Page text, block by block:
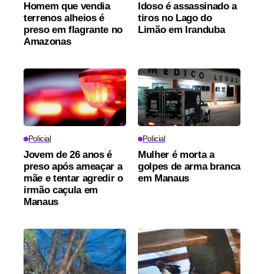
Homem que vendia
terrenos alheios é
preso em flagrante no
Amazonas
Idoso é assassinado a
tiros no Lago do
Limão em Iranduba
Policial
Jovem de 26 anos é
preso após ameaçar a
mãe e tentar agredir o
irmão caçula em
Manaus
Policial
Mulher é morta a
golpes de arma branca
em Manaus